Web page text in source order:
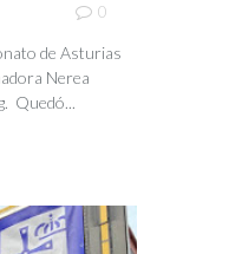
0
de Asturias
Nerea
Quedó...